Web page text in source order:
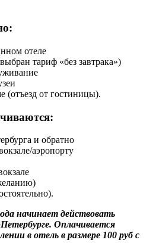
отеле
тариф «без завтрака»)
(отъезд от гостиницы).
и обратно
аэропорту
начинает действовать
Оплачивается
в отель в размере 100 руб с